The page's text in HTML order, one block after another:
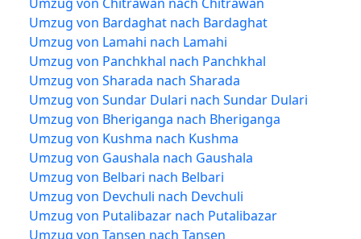
Umzug von Bardaghat nach Bardaghat
Umzug von Lamahi nach Lamahi
Umzug von Panchkhal nach Panchkhal
Umzug von Sharada nach Sharada
Umzug von Sundar Dulari nach Sundar Dulari
Umzug von Bheriganga nach Bheriganga
Umzug von Kushma nach Kushma
Umzug von Gaushala nach Gaushala
Umzug von Belbari nach Belbari
Umzug von Devchuli nach Devchuli
Umzug von Putalibazar nach Putalibazar
Umzug von Tansen nach Tansen